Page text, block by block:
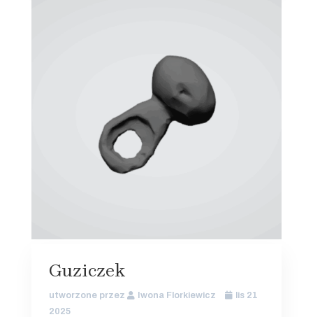
Guziczek
utworzone przez Iwona Florkiewicz
lis 21
2025